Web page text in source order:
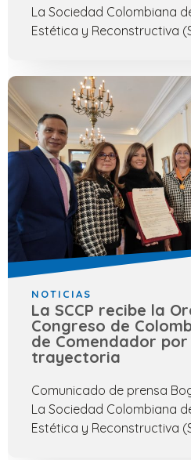
La Sociedad Colombiana
Estética y Reconstructiva
NOTICIAS
La SCCP recibe la
Congreso de
de Comendador por
trayectoria
Comunicado de prensa
La Sociedad Colombiana
Estética y Reconstructiva